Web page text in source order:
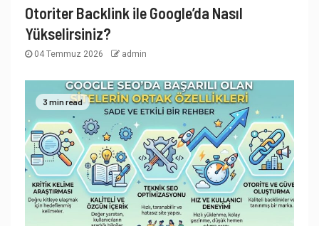
Otoriter Backlink ile Google’da Nasıl
Yükselirsiniz?
04 Temmuz 2026 admin
3 min read